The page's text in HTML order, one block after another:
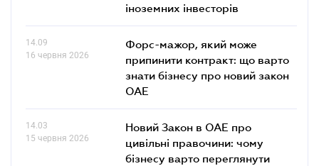
іноземних інвесторів
14.09
16 червня 2026
Форс-мажор, який може
припинити контракт: що варто
знати бізнесу про новий закон
ОАЕ
14.03
15 червня 2026
Новий Закон в ОАЕ про
цивільні правочини: чому
бізнесу варто переглянути